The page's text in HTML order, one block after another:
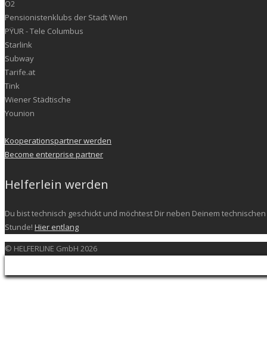
O2
Pensionistenklubs der Stadt Wien
PŸUR - Tele Columbus
Starlink
Subway
Tarife.at
Tink
Wiener Städtische
Younion
Kooperationspartner werden
Become enterprise partner
Helferlein werden
Du bist technisch geschickt und möchtest Dir neben Deinem
Stunde! Hier entlang
© HELFERLINE GmbH 2026